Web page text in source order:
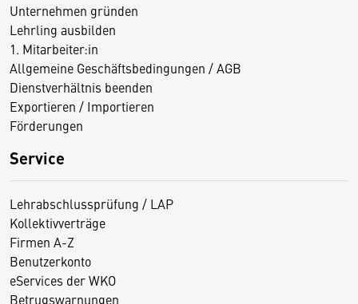
Unternehmen gründen
Lehrling ausbilden
1. Mitarbeiter:in
Allgemeine Geschäftsbedingungen / AGB
Dienstverhältnis beenden
Exportieren / Importieren
Förderungen
Service
Lehrabschlussprüfung / LAP
Kollektivverträge
Firmen A-Z
Benutzerkonto
eServices der WKO
Betrugswarnungen